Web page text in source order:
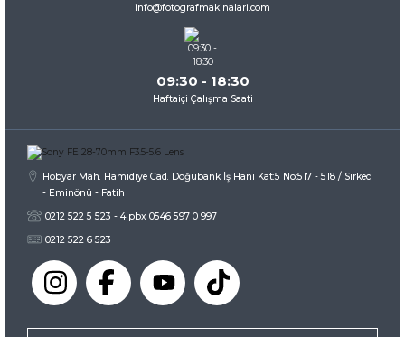
info@fotografmakinalari.com
09:30 - 18:30
Haftaiçi Çalışma Saati
Hobyar Mah. Hamidiye Cad. Doğubank İş Hanı Kat:5 No:517 - 518 / Sirkeci
- Eminönü - Fatih
0212 522 5 523 - 4 pbx 0546 597 0 997
0212 522 6 523